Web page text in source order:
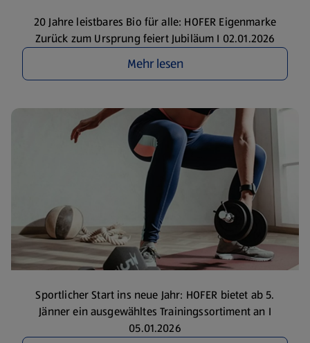
20 Jahre leistbares Bio für alle: HOFER Eigenmarke
Zurück zum Ursprung feiert Jubiläum I 02.01.2026
Mehr lesen
Sportlicher Start ins neue Jahr: HOFER bietet ab 5.
Jänner ein ausgewähltes Trainingssortiment an I
05.01.2026